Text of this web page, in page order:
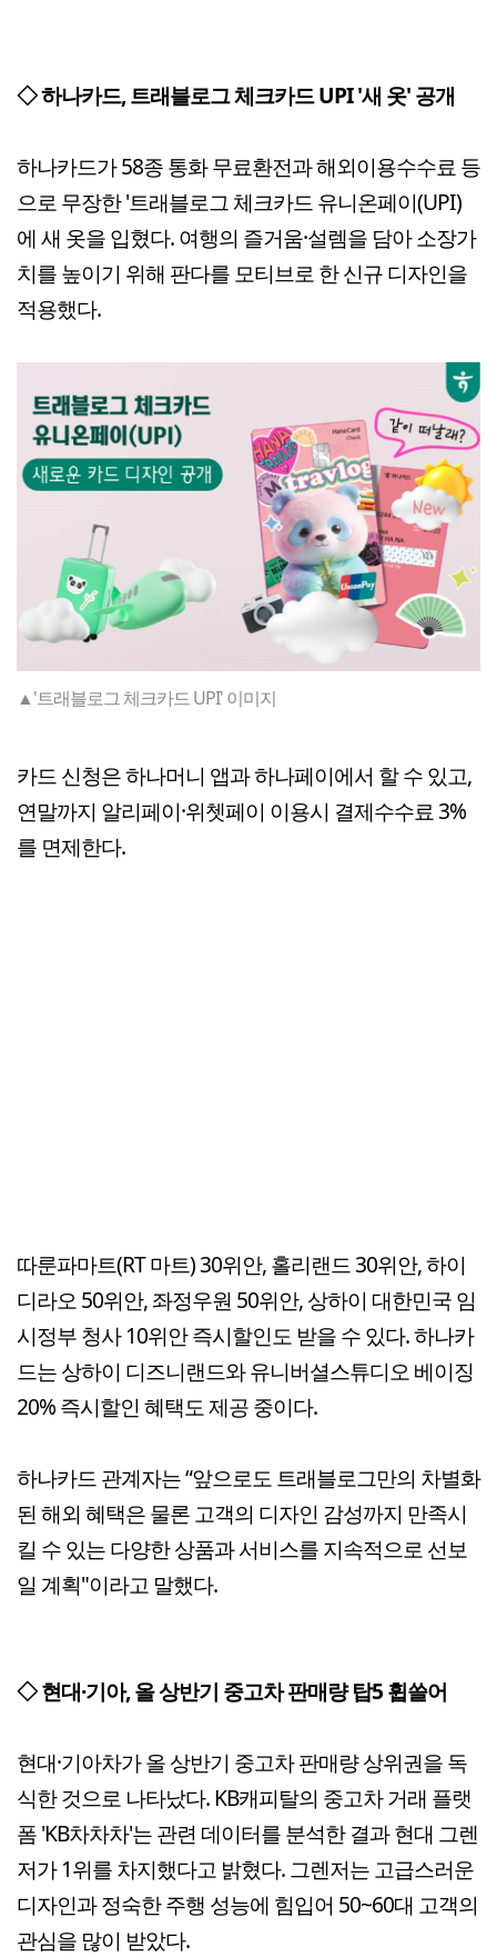
◇ 하나카드, 트래블로그 체크카드 UPI '새 옷' 공개
하나카드가 58종 통화 무료환전과 해외이용수수료 등
으로 무장한 '트래블로그 체크카드 유니온페이(UPI)
에 새 옷을 입혔다. 여행의 즐거움·설렘을 담아 소장가
치를 높이기 위해 판다를 모티브로 한 신규 디자인을
적용했다.
▲'트래블로그 체크카드 UPI' 이미지
카드 신청은 하나머니 앱과 하나페이에서 할 수 있고,
연말까지 알리페이·위쳇페이 이용시 결제수수료 3%
를 면제한다.
따룬파마트(RT 마트) 30위안, 홀리랜드 30위안, 하이
디라오 50위안, 좌정우원 50위안, 상하이 대한민국 임
시정부 청사 10위안 즉시할인도 받을 수 있다. 하나카
드는 상하이 디즈니랜드와 유니버셜스튜디오 베이징
20% 즉시할인 혜택도 제공 중이다.
하나카드 관계자는 “앞으로도 트래블로그만의 차별화
된 해외 혜택은 물론 고객의 디자인 감성까지 만족시
킬 수 있는 다양한 상품과 서비스를 지속적으로 선보
일 계획"이라고 말했다.
◇ 현대·기아, 올 상반기 중고차 판매량 탑5 휩쓸어
현대·기아차가 올 상반기 중고차 판매량 상위권을 독
식한 것으로 나타났다. KB캐피탈의 중고차 거래 플랫
폼 'KB차차차'는 관련 데이터를 분석한 결과 현대 그렌
저가 1위를 차지했다고 밝혔다. 그렌저는 고급스러운
디자인과 정숙한 주행 성능에 힘입어 50~60대 고객의
관심을 많이 받았다.